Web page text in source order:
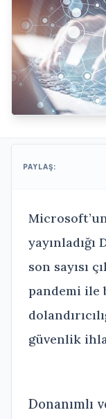
PAYLAŞ:
son sayısı
pandemi
güvenlik
Donanımlı